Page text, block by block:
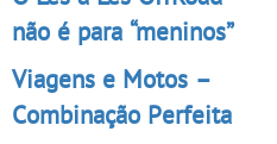
não é para “meninos”
Viagens e Motos –
Combinação Perfeita